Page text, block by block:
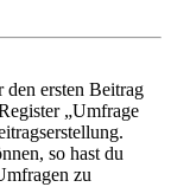
den ersten Beitrag
„Umfrage
so hast du
zu